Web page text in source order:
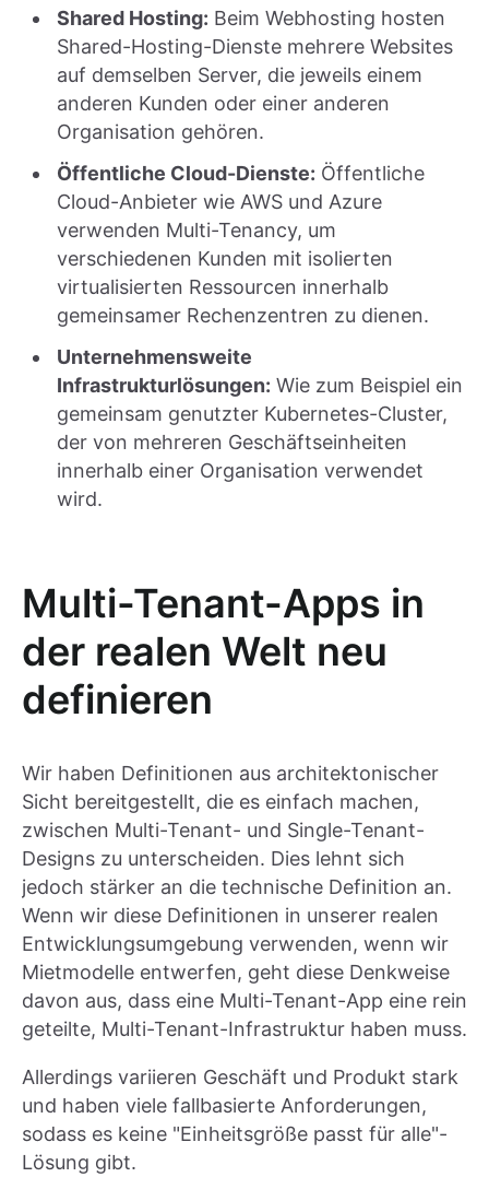
Shared Hosting: Beim Webhosting hosten
Shared-Hosting-Dienste mehrere Websites
auf demselben Server, die jeweils einem
anderen Kunden oder einer anderen
Organisation gehören.
Öffentliche Cloud-Dienste: Öffentliche
Cloud-Anbieter wie AWS und Azure
verwenden Multi-Tenancy, um
verschiedenen Kunden mit isolierten
virtualisierten Ressourcen innerhalb
gemeinsamer Rechenzentren zu dienen.
Unternehmensweite
Infrastrukturlösungen: Wie zum Beispiel ein
gemeinsam genutzter Kubernetes-Cluster,
der von mehreren Geschäftseinheiten
innerhalb einer Organisation verwendet
wird.
Multi-Tenant-Apps in
der realen Welt neu
definieren
Wir haben Definitionen aus architektonischer
Sicht bereitgestellt, die es einfach machen,
zwischen Multi-Tenant- und Single-Tenant-
Designs zu unterscheiden. Dies lehnt sich
jedoch stärker an die technische Definition an.
Wenn wir diese Definitionen in unserer realen
Entwicklungsumgebung verwenden, wenn wir
Mietmodelle entwerfen, geht diese Denkweise
davon aus, dass eine Multi-Tenant-App eine rein
geteilte, Multi-Tenant-Infrastruktur haben muss.
Allerdings variieren Geschäft und Produkt stark
und haben viele fallbasierte Anforderungen,
sodass es keine "Einheitsgröße passt für alle"-
Lösung gibt.